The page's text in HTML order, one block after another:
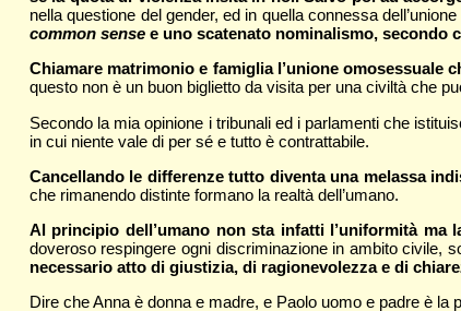
nella questione del gender, ed in quella connessa
common sensee uno scatenato nominalismo, secondo
Chiamare matrimonio e famiglia l’unione omosessuale
questo non è un buon biglietto da visita per una civiltà che
Secondo la mia opinione i tribunali ed i parlamenti che
in cui niente vale di per sé e tutto è contrattabile.
Cancellando le differenze tutto diventa una melassa
che rimanendo distinte formano la realtà dell’umano.
Al principio dell’umano non sta infatti l’uniformità
doveroso respingere ogni discriminazione in ambito civile,
necessario atto di giustizia, di ragionevolezza e di
Dire che Anna è donna e madre, e Paolo uomo e padre è